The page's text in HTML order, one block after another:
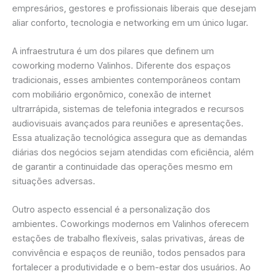
empresários, gestores e profissionais liberais que desejam
aliar conforto, tecnologia e networking em um único lugar.
A infraestrutura é um dos pilares que definem um
coworking moderno Valinhos. Diferente dos espaços
tradicionais, esses ambientes contemporâneos contam
com mobiliário ergonômico, conexão de internet
ultrarrápida, sistemas de telefonia integrados e recursos
audiovisuais avançados para reuniões e apresentações.
Essa atualização tecnológica assegura que as demandas
diárias dos negócios sejam atendidas com eficiência, além
de garantir a continuidade das operações mesmo em
situações adversas.
Outro aspecto essencial é a personalização dos
ambientes. Coworkings modernos em Valinhos oferecem
estações de trabalho flexíveis, salas privativas, áreas de
convivência e espaços de reunião, todos pensados para
fortalecer a produtividade e o bem-estar dos usuários. Ao